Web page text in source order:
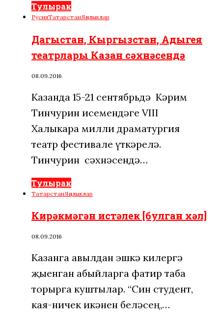
Тулырак
РусияТатарстанЯңалыклар
Дагыстан, Кыргызстан, Адыгея
театрлары Казан сәхнәсендә
08.09.2016
Казанда 15-21 сентябрьдә Кәрим
Тинчурин исемендәге VIII
Халыкара милли драматургия
театр фестивале үткәрелә.
Тинчурин сәхнәсендә…
Тулырак
ТатарстанЯңалыклар
Кирәкмәгән истәлек [булган хәл]
08.09.2016
Казанга авылдан эшкә килергә
җыенган абыйларга фатир таба
торырга куштылар. “Син студент,
кая-ничек икәнен беләсең,…